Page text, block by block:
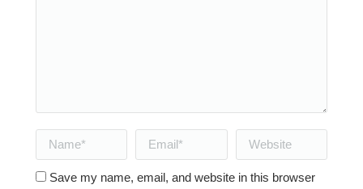
Name * Email * Website
Save my name, email, and website in this browser